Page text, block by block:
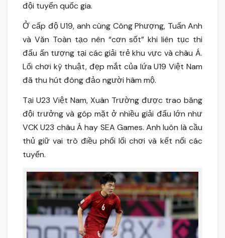
đội tuyển quốc gia.
Ở cấp độ U19, anh cùng Công Phượng, Tuấn Anh
và Văn Toàn tạo nên “cơn sốt” khi liên tục thi
đấu ấn tượng tại các giải trẻ khu vực và châu Á.
Lối chơi kỹ thuật, đẹp mắt của lứa U19 Việt Nam
đã thu hút đông đảo người hâm mộ.
Tại U23 Việt Nam, Xuân Trường được trao băng
đội trưởng và góp mặt ở nhiều giải đấu lớn như
VCK U23 châu Á hay SEA Games. Anh luôn là cầu
thủ giữ vai trò điều phối lối chơi và kết nối các
tuyến.